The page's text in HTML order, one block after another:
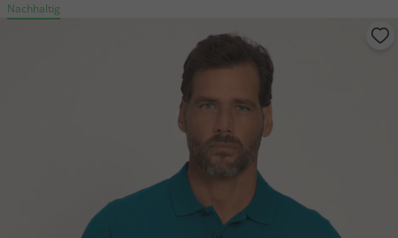
Nachhaltig